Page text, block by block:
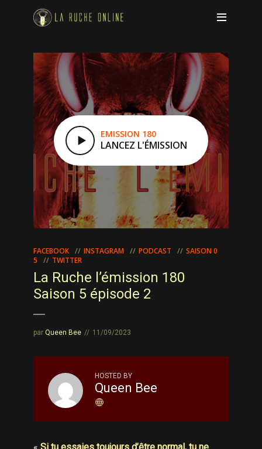
EMISSION 180
LANCEZ L'ÉMISSION
FACEBOOK INSTAGRAM PODCAST
SAISON 0
5
TWITTER
La Ruche l’émission 180
Saison 5 épisode 2
par Queen Bee 11/09/2023
HOSTED BY
Queen Bee